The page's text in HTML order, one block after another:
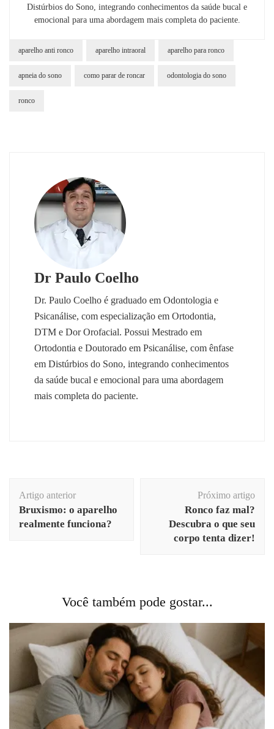
Distúrbios do Sono, integrando conhecimentos da saúde bucal e
emocional para uma abordagem mais completa do paciente.
aparelho anti ronco aparelho intraoral aparelho para ronco
apneia do sono como parar de roncar odontologia do sono
ronco
Dr Paulo Coelho
Dr. Paulo Coelho é graduado em Odontologia e
Psicanálise, com especialização em Ortodontia,
DTM e Dor Orofacial. Possui Mestrado em
Ortodontia e Doutorado em Psicanálise, com ênfase
em Distúrbios do Sono, integrando conhecimentos
da saúde bucal e emocional para uma abordagem
mais completa do paciente.
de
post
Artigo anterior
Bruxismo: o aparelho
realmente funciona?
Próximo artigo
Ronco faz mal?
Descubra o que seu
corpo tenta dizer!
Você também pode gostar...